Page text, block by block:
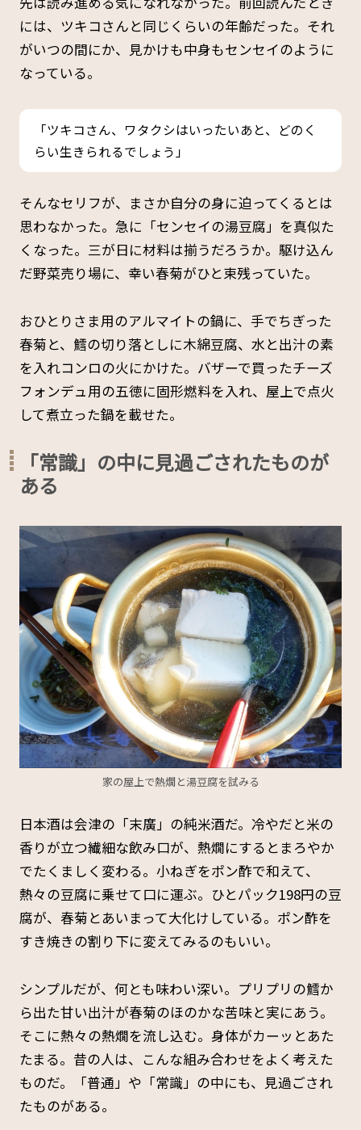
には、ツキコさんと同じくらいの年齢だった。それ
がいつの間にか、見かけも中身もセンセイのように
なっている。
「ツキコさん、ワタクシはいったいあと、どのく
らい生きられるでしょう」
そんなセリフが、まさか自分の身に迫ってくるとは
思わなかった。急に「センセイの湯豆腐」を真似た
くなった。三が日に材料は揃うだろうか。駆け込ん
だ野菜売り場に、幸い春菊がひと束残っていた。
おひとりさま用のアルマイトの鍋に、手でちぎった
春菊と、鱈の切り落としに木綿豆腐、水と出汁の素
を入れコンロの火にかけた。バザーで買ったチーズ
フォンデュ用の五徳に固形燃料を入れ、屋上で点火
して煮立った鍋を載せた。
「常識」の中に見過ごされたものが
ある
家の屋上で熱燗と湯豆腐を試みる
日本酒は会津の「末廣」の純米酒だ。冷やだと米の
香りが立つ繊細な飲み口が、熱燗にするとまろやか
でたくましく変わる。小ねぎをポン酢で和えて、
熱々の豆腐に乗せて口に運ぶ。ひとパック198円の豆
腐が、春菊とあいまって大化けしている。ポン酢を
すき焼きの割り下に変えてみるのもいい。
シンプルだが、何とも味わい深い。プリプリの鱈か
ら出た甘い出汁が春菊のほのかな苦味と実にあう。
そこに熱々の熱燗を流し込む。身体がカーッとあた
たまる。昔の人は、こんな組み合わせをよく考えた
ものだ。「普通」や「常識」の中にも、見過ごされ
たものがある。